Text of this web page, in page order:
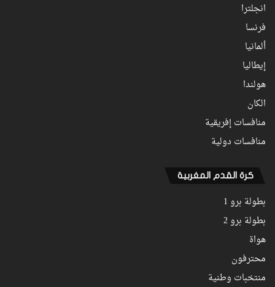
انجلترا
فرنسا
ألمانيا
إيطاليا
هولندا
الكان
منافسات إفريقية
منافسات دولية
كرة القدم المغربية
بطولة برو 1
بطولة برو 2
هواة
محترفون
منتخبات وطنية